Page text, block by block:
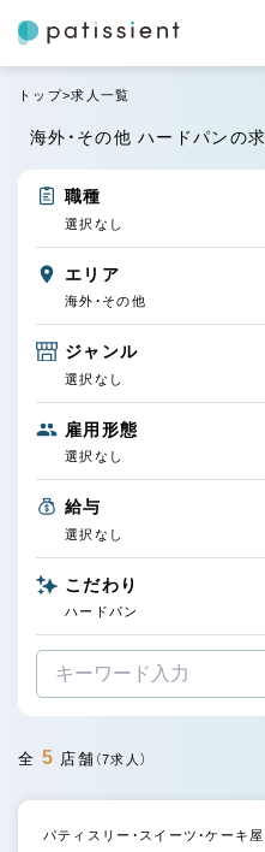
トップ 求人一覧
海外・その他 ハードパンの
職種
選択なし
エリア
海外・その他
ジャンル
選択なし
雇用形態
選択なし
給与
選択なし
こだわり
ハードパン
全 5 店舗 （7求人）
パティスリー・スイーツ・ケーキ